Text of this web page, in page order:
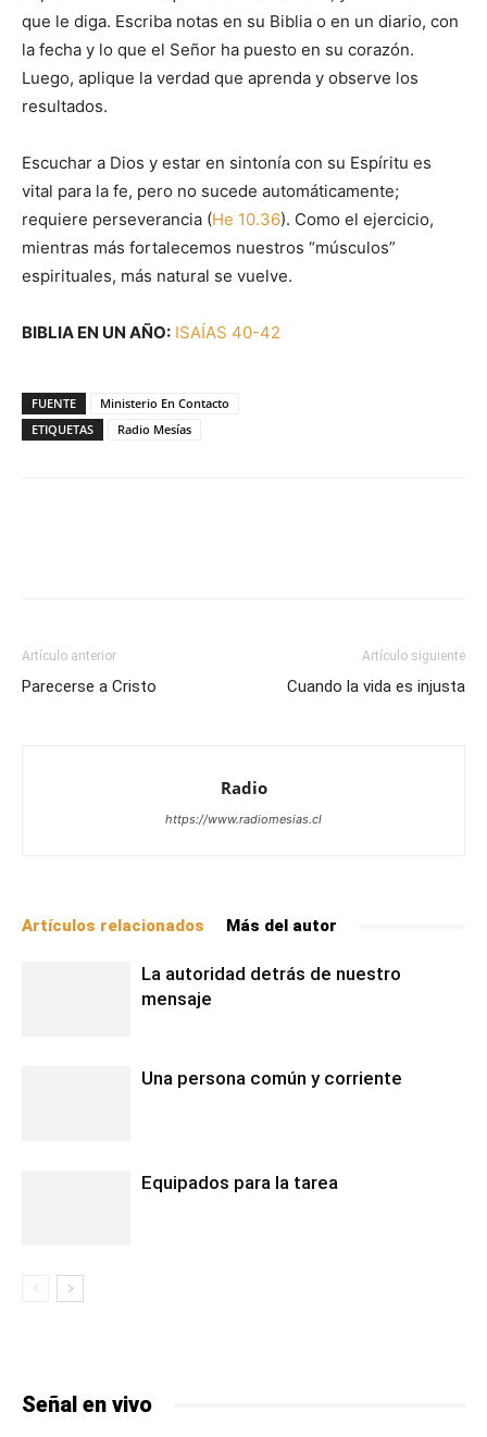
que le diga. Escriba notas en su Biblia o en un diario, con
la fecha y lo que el Señor ha puesto en su corazón.
Luego, aplique la verdad que aprenda y observe los
resultados.
Escuchar a Dios y estar en sintonía con su Espíritu es
vital para la fe, pero no sucede automáticamente;
requiere perseverancia (He 10.36). Como el ejercicio,
mientras más fortalecemos nuestros “músculos”
espirituales, más natural se vuelve.
BIBLIA EN UN AÑO: ISAÍAS 40-42
FUENTE
Ministerio En Contacto
ETIQUETAS
Radio Mesías
Artículo anterior
Parecerse a Cristo
Artículo siguiente
Cuando la vida es injusta
Radio
https://www.radiomesias.cl
Artículos relacionados Más del autor
La autoridad detrás de nuestro
mensaje
Una persona común y corriente
Equipados para la tarea
Señal en vivo